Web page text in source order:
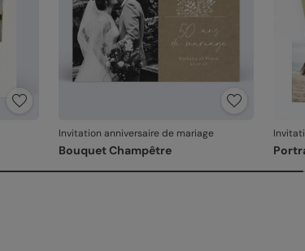
Invitation anniversaire de mariage
Bouquet Champêtre